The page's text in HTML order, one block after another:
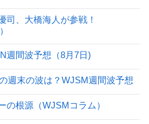
司、大橋海人が参戦！
週間波予想（8月7日)
週末の波は？WJSM週間波予想
の根源（WJSMコラム）